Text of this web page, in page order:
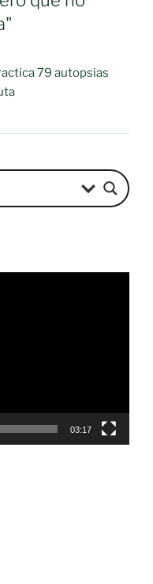
79 autopsias
03:17